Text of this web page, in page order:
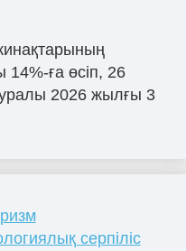
ға өсіп, 26
2026 жылғы 3
серпіліс